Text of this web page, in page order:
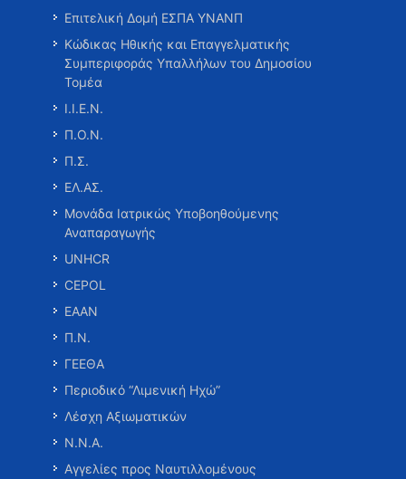
Επιτελική Δομή ΕΣΠΑ ΥΝΑΝΠ
Κώδικας Ηθικής και Επαγγελματικής
Συμπεριφοράς Υπαλλήλων του Δημοσίου
Τομέα
Ι.Ι.Ε.Ν.
Π.Ο.Ν.
Π.Σ.
ΕΛ.ΑΣ.
Μονάδα Ιατρικώς Υποβοηθούμενης
Αναπαραγωγής
UNHCR
CEPOL
ΕΑΑΝ
Π.Ν.
ΓΕΕΘΑ
Περιοδικό “Λιμενική Ηχώ”
Λέσχη Αξιωματικών
Ν.Ν.Α.
Αγγελίες προς Ναυτιλλομένους